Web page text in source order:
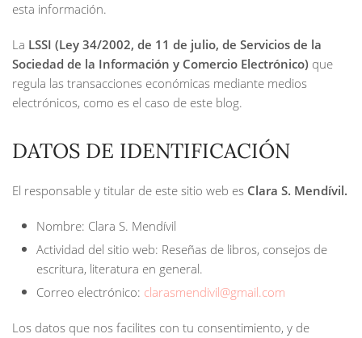
esta información.
La LSSI (Ley 34/2002, de 11 de julio, de Servicios de la
Sociedad de la Información y Comercio Electrónico) que
regula las transacciones económicas mediante medios
electrónicos, como es el caso de este blog.
DATOS DE IDENTIFICACIÓN
El responsable y titular de este sitio web es Clara S. Mendívil.
Nombre: Clara S. Mendívil
Actividad del sitio web: Reseñas de libros, consejos de
escritura, literatura en general.
Correo electrónico: clarasmendivil@gmail.com
Los datos que nos facilites con tu consentimiento, y de